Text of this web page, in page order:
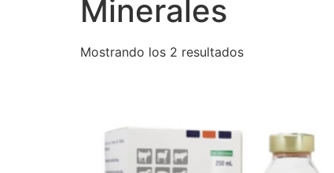
Minerales
Mostrando los 2 resultados